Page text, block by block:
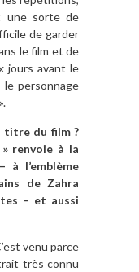
une sorte de
de garder
le film et de
jours avant le
le personnage
titre du film ?
renvoie à la
l’emblème
de Zahra
– et aussi
venu parce
très connu